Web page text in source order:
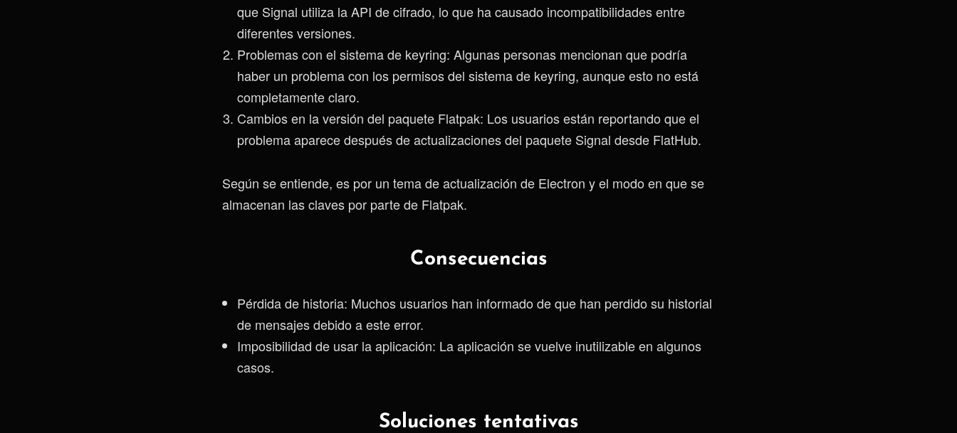
que Signal utiliza la API de cifrado, lo que ha causado incompatibilidades entre
diferentes versiones.
Problemas con el sistema de keyring: Algunas personas mencionan que podría
haber un problema con los permisos del sistema de keyring, aunque esto no está
completamente claro.
Cambios en la versión del paquete Flatpak: Los usuarios están reportando que el
problema aparece después de actualizaciones del paquete Signal desde FlatHub.
Según se entiende, es por un tema de actualización de Electron y el modo en que se
almacenan las claves por parte de Flatpak.
Consecuencias
Pérdida de historia: Muchos usuarios han informado de que han perdido su historial
de mensajes debido a este error.
Imposibilidad de usar la aplicación: La aplicación se vuelve inutilizable en algunos
casos.
Soluciones tentativas